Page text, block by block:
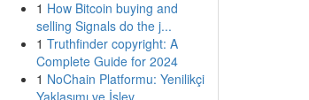
1 How Bitcoin buying and
selling Signals do the j...
1 Truthfinder copyright: A
Complete Guide for 2024
1 NoChain Platformu: Yenilikçi
Yaklaşımı ve İşlev...